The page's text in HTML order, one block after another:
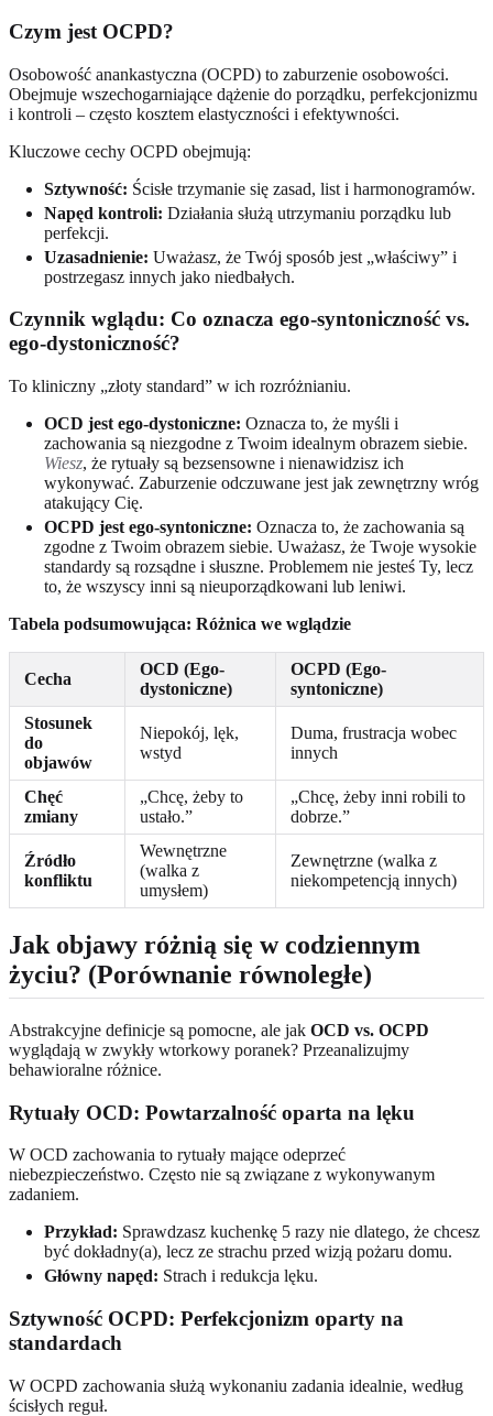
Czym jest OCPD?
Osobowość anankastyczna (OCPD) to zaburzenie osobowości.
Obejmuje wszechogarniające dążenie do porządku, perfekcjonizmu
i kontroli – często kosztem elastyczności i efektywności.
Kluczowe cechy OCPD obejmują:
Sztywność: Ścisłe trzymanie się zasad, list i harmonogramów.
Napęd kontroli: Działania służą utrzymaniu porządku lub
perfekcji.
Uzasadnienie: Uważasz, że Twój sposób jest „właściwy” i
postrzegasz innych jako niedbałych.
Czynnik wglądu: Co oznacza ego-syntoniczność vs.
ego-dystoniczność?
To kliniczny „złoty standard” w ich rozróżnianiu.
OCD jest ego-dystoniczne: Oznacza to, że myśli i
zachowania są niezgodne z Twoim idealnym obrazem siebie.
Wiesz, że rytuały są bezsensowne i nienawidzisz ich
wykonywać. Zaburzenie odczuwane jest jak zewnętrzny wróg
atakujący Cię.
OCPD jest ego-syntoniczne: Oznacza to, że zachowania są
zgodne z Twoim obrazem siebie. Uważasz, że Twoje wysokie
standardy są rozsądne i słuszne. Problemem nie jesteś Ty, lecz
to, że wszyscy inni są nieuporządkowani lub leniwi.
Tabela podsumowująca: Różnica we wglądzie
Cecha
OCD (Ego-
dystoniczne)
OCPD (Ego-
syntoniczne)
Stosunek
do
objawów
Niepokój, lęk,
wstyd
Duma, frustracja wobec
innych
Chęć
zmiany
„Chcę, żeby to
ustało.”
„Chcę, żeby inni robili to
dobrze.”
Źródło
konfliktu
Wewnętrzne
(walka z
umysłem)
Zewnętrzne (walka z
niekompetencją innych)
Jak objawy różnią się w codziennym
życiu? (Porównanie równoległe)
Abstrakcyjne definicje są pomocne, ale jak OCD vs. OCPD
wyglądają w zwykły wtorkowy poranek? Przeanalizujmy
behawioralne różnice.
Rytuały OCD: Powtarzalność oparta na lęku
W OCD zachowania to rytuały mające odeprzeć
niebezpieczeństwo. Często nie są związane z wykonywanym
zadaniem.
Przykład: Sprawdzasz kuchenkę 5 razy nie dlatego, że chcesz
być dokładny(a), lecz ze strachu przed wizją pożaru domu.
Główny napęd: Strach i redukcja lęku.
Sztywność OCPD: Perfekcjonizm oparty na
standardach
W OCPD zachowania służą wykonaniu zadania idealnie, według
ścisłych reguł.